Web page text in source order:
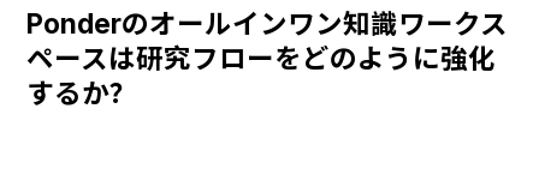
Ponderのオールインワン知識ワークス
ペースは研究フローをどのように強化
するか？